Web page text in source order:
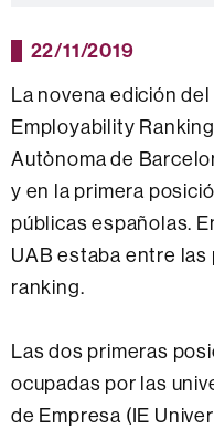
22/11/2019
La novena edición
Employability
Autònoma de
y en la primera
públicas españolas.
UAB estaba entre
ranking.
Las dos primeras
ocupadas por las
de Empresa (IE